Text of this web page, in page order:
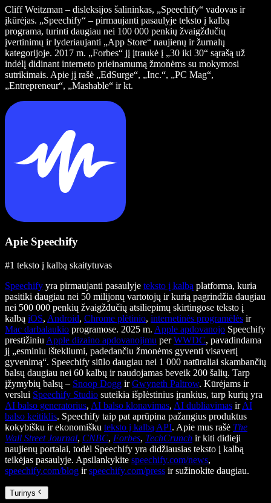
Cliff Weitzman – disleksijos šalininkas, „Speechify“ vadovas ir
įkūrėjas. „Speechify“ – pirmaujanti pasaulyje teksto į kalbą
programa, turinti daugiau nei 100 000 penkių žvaigždučių
įvertinimų ir lyderiaujanti „App Store“ naujienų ir žurnalų
kategorijoje. 2017 m. „Forbes“ jį įtraukė į „30 iki 30“ sąrašą už
indėlį didinant interneto prieinamumą žmonėms su mokymosi
sutrikimais. Apie jį rašė „EdSurge“, „Inc.“, „PC Mag“,
„Entrepreneur“, „Mashable“ ir kt.
Apie Speechify
#1 teksto į kalbą skaitytuvas
Speechify yra pirmaujanti pasaulyje teksto į kalbą platforma, kuria
pasitiki daugiau nei 50 milijonų vartotojų ir kurią pagrindžia daugiau
nei 500 000 penkių žvaigždučių atsiliepimų skirtingose teksto į
kalbą iOS, Android, Chrome plėtinio, internetinės programėlės ir
Mac darbalaukio programose. 2025 m. Apple apdovanojo Speechify
prestižiniu Apple dizaino apdovanojimu perWWDC, pavadindama
jį „esminiu ištekliumi, padedančiu žmonėms gyventi visavertį
gyvenimą“. Speechify siūlo daugiau nei 1 000 natūraliai skambančių
balsų daugiau nei 60 kalbų ir naudojamas beveik 200 šalių. Tarp
įžymybių balsų – Snoop Dogg irGwyneth Paltrow. Kūrėjams ir
verslui Speechify Studio suteikia išplėstinius įrankius, tarp kurių yra
AI balso generatorius, AI balso klonavimas, AI dubliavimas irAI
balso keitiklis. Speechify taip pat aprūpina pažangius produktus
kokybišku ir ekonomišku teksto į kalbą API. Apie mus rašė The
Wall Street Journal, CNBC, Forbes, TechCrunch ir kiti didieji
naujienų portalai, todėl Speechify yra didžiausias teksto į kalbą
teikėjas pasaulyje. Apsilankykite speechify.com/news,
speechify.com/blog irspeechify.com/press ir sužinokite daugiau.
Turinys